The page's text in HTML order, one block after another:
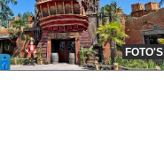
FOTO'S